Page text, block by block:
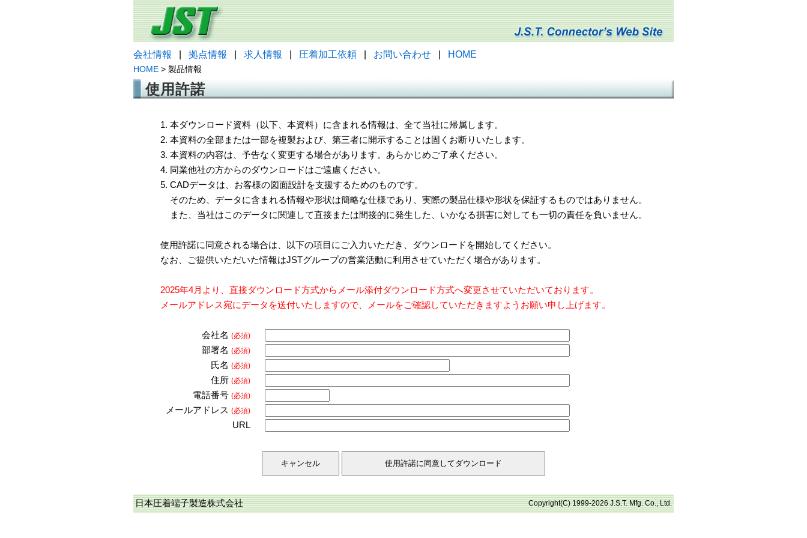
会社情報 拠点情報 求人情報 圧着加工依頼 お問い合わせ HOME
HOME > 製品情報
使用許諾
1. 本ダウンロード資料（以下、本資料）に含まれる情報は、全て当社に帰属します。
2. 本資料の全部または一部を複製および、第三者に開示することは固くお断りいたします。
3. 本資料の内容は、予告なく変更する場合があります。あらかじめご了承ください。
4. 同業他社の方からのダウンロードはご遠慮ください。
5. CADデータは、お客様の図面設計を支援するためのものです。
そのため、データに含まれる情報や形状は簡略な仕様であり、実際の製品仕様や形状を保証するものではありません。
また、当社はこのデータに関連して直接または間接的に発生した、いかなる損害に対しても一切の責任を負いません。
使用許諾に同意される場合は、以下の項目にご入力いただき、ダウンロードを開始してください。
なお、ご提供いただいた情報はJSTグループの営業活動に利用させていただく場合があります。
2025年4月より、直接ダウンロード方式からメール添付ダウンロード方式へ変更させていただいております。
メールアドレス宛にデータを送付いたしますので、メールをご確認していただきますようお願い申し上げます。
会社名 (必須)
部署名 (必須)
氏名 (必須)
住所 (必須)
電話番号 (必須)
メールアドレス (必須)
URL
日本圧着端子製造株式会社 Copyright(C) 1999-2026 J.S.T. Mfg. Co., Ltd.